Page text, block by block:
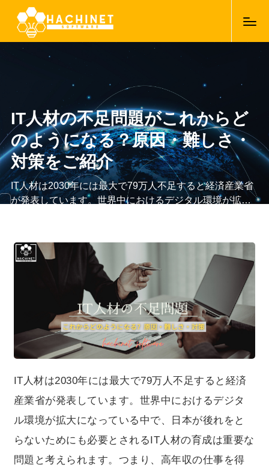
IT人材の不足問題がこれからど
のようになる？原因・難しさ・
対策をご紹介
IT人材は2030年には最大で79万人不足すると経済産業省
が発表しています。世界中におけるデジタル環境が拡大
まり、高年収の仕事を得られる可能性が高いということ
です。さらに、人材不足の現場では常に人を必要として
いますから、転職やキャリア採用も多くになっているこ
とが分かります。男性のみならず、女性が結婚・出産な
どブランクを経たとしても、スキルアップやブラッシュ
アップすれば、良い条件での復職も可能になります。今
回の記事では、IT人材の不足について深掘りし、この問
題の原因・難しさ・対策を皆さんにご紹介していきま
す。
IT人材は2030年には最大で79万人不足すると経済
産業省が発表しています。世界中におけるデジタ
ル環境が拡大になっている中で、日本が後れをと
らないためにも必要とされるIT人材の育成は重要な
問題と考えられます。つまり、高年収の仕事を得